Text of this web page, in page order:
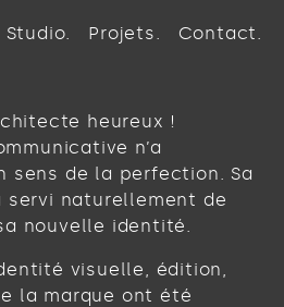
Studio Projets Contact
heureux !
n’a
sens de la perfection. Sa
naturellement de
nouvelle identité.
visuelle, édition,
la marque ont été